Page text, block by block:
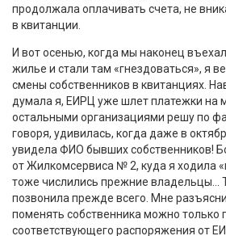
продолжала оплачивать счета, не
в квитанции.
И вот осенью, когда мы наконец
жилье и стали там «гнездоваться», я
смены собственников в квитанциях.
думала я, ЕИРЦ уже шлет платежки на
остальными организациями решу по
говоря, удивилась, когда даже в
увидела ФИО бывших собственников!
от Жилкомсервиса № 2, куда я ходила
тоже числились прежние владельцы…
позвонила прежде всего. Мне
поменять собственника можно только
соответствующего распоряжения от